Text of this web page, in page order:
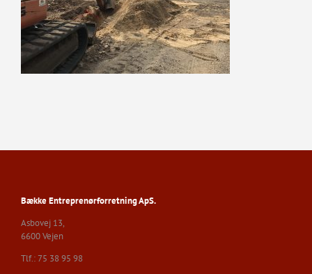
Bække Entreprenørforretning ApS.
Asbovej 13,
6600 Vejen
Tlf.: 75 38 95 98